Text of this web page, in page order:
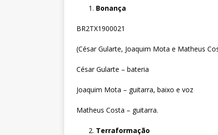
Bonança
BR2TX1900021
(César Gularte, Joaquim Mota e Matheus
César Gularte – bateria
Joaquim Mota – guitarra, baixo e voz
Matheus Costa – guitarra.
Terraformação